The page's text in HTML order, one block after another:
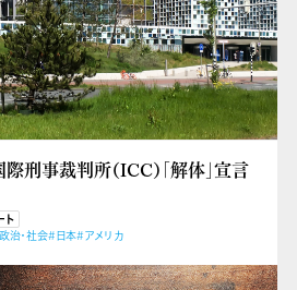
際刑事裁判所（ICC）「解体」宣言
ト
治・社会#日本#アメリカ